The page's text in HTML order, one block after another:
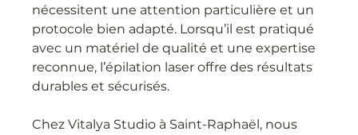
nécessitent une attention particulière et un
protocole bien adapté. Lorsqu’il est pratiqué
avec un matériel de qualité et une expertise
reconnue, l’épilation laser offre des résultats
durables et sécurisés.
Chez Vitalya Studio à Saint-Raphaël, nous